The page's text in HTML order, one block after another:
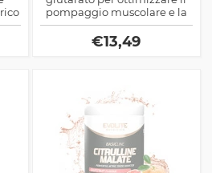
pompaggio muscolare e la
spinta endocrina da
somatotropina. Prodotto
ideale sia in massa che
€13,49